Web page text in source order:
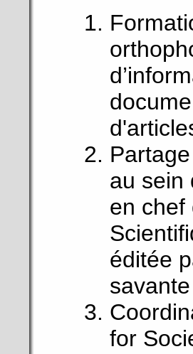
au sein
en chef
éditée
for